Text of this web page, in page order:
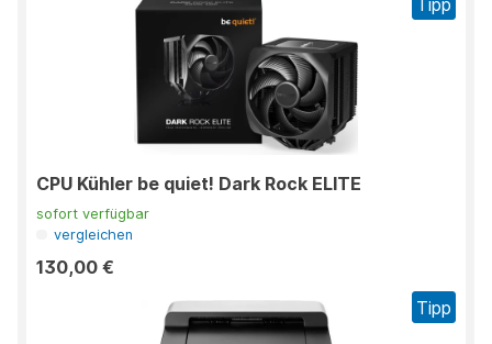
CPU Kühler be quiet! Dark Rock ELITE
sofort verfügbar
vergleichen
130,00 €
Tipp